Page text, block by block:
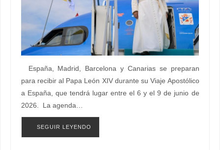
España, Madrid, Barcelona y Canarias se preparan
para recibir al Papa León XIV durante su Viaje Apostólico
a España, que tendrá lugar entre el 6 y el 9 de junio de
2026. La agenda…
SEGUIR LEYENDO